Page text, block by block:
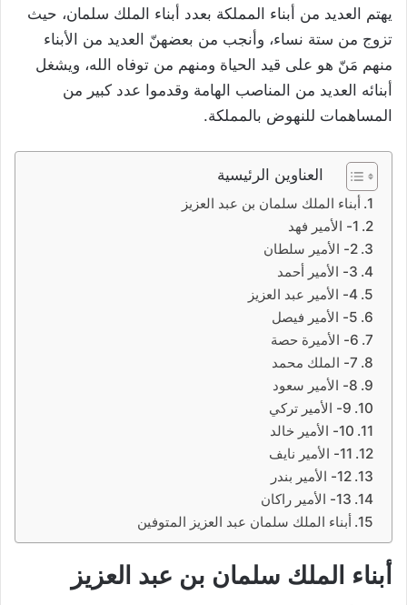
يهتم العديد من أبناء المملكة بعدد أبناء الملك سلمان، حيث
تزوج من ستة نساء، وأنجب من بعضهنّ العديد من الأبناء
منهم مَنّ هو على قيد الحياة ومنهم من توفاه الله، ويشغل
أبنائه العديد من المناصب الهامة وقدموا عدد كبير من
المساهمات للنهوض بالمملكة.
العناوين الرئيسية
أبناء الملك سلمان بن عبد العزيز
1- الأمير فهد
2- الأمير سلطان
3- الأمير أحمد
4- الأمير عبد العزيز
5- الأمير فيصل
6- الأميرة حصة
7- الملك محمد
8- الأمير سعود
9- الأمير تركي
10- الأمير خالد
11- الأمير نايف
12- الأمير بندر
13- الأمير راكان
أبناء الملك سلمان عبد العزيز المتوفين
أبناء الملك سلمان بن عبد العزيز